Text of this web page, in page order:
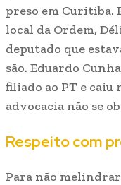
preso em Curitiba.
local da Ordem,
deputado que
são. Eduardo
filiado ao PT e caiu
advocacia não se
Respeito com
Para não